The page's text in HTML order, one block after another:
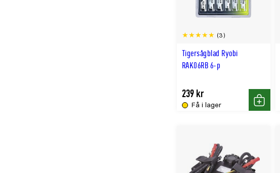
Tigersågblad Ryobi
RAK06RB 6-p
(3)
Få i lager
239 kr
Köp